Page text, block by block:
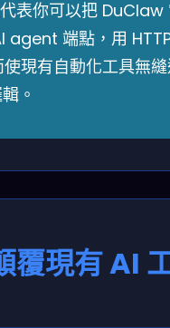
表你可以把 DuClaw
agent 端點，用
現有自動化工具無
。
覆現有 AI